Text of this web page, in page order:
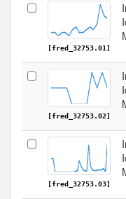
[fred_32753.01]
[fred_32753.02]
[fred_32753.03]